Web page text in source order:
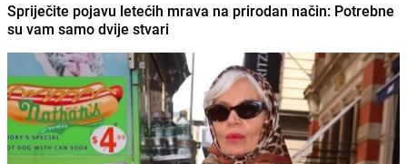
Spriječite pojavu letećih mrava na prirodan način: Potrebne
su vam samo dvije stvari